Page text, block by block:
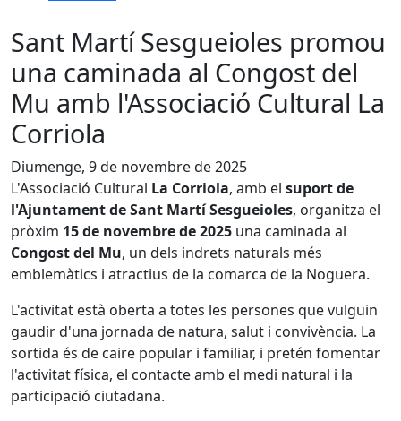
Sant Martí Sesgueioles promou
una caminada al Congost del
Mu amb l'Associació Cultural La
Corriola
Diumenge, 9 de novembre de 2025
L'Associació Cultural La Corriola, amb el suport de
l'Ajuntament de Sant Martí Sesgueioles, organitza el
pròxim 15 de novembre de 2025 una caminada al
Congost del Mu, un dels indrets naturals més
emblemàtics i atractius de la comarca de la Noguera.
L'activitat està oberta a totes les persones que vulguin
gaudir d'una jornada de natura, salut i convivència. La
sortida és de caire popular i familiar, i pretén fomentar
l'activitat física, el contacte amb el medi natural i la
participació ciutadana.